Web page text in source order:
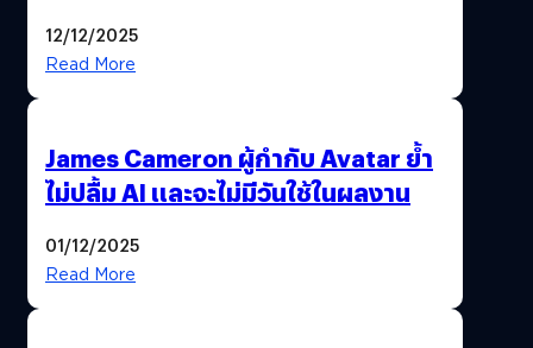
12/12/2025
Read More
James Cameron ผู้กำกับ Avatar ย้ำ
ไม่ปลื้ม AI และจะไม่มีวันใช้ในผลงาน
01/12/2025
Read More